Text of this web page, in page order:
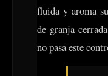
fluida y aroma
de granja
no pasa este